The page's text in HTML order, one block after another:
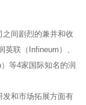
间剧烈的兼并和收
联（Infineum）、
等4家国际知名的润
和市场拓展方面有